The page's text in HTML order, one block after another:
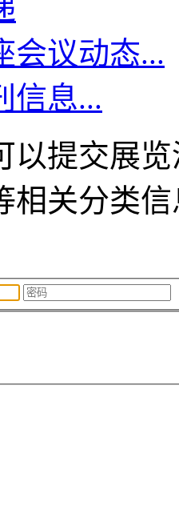
会议动态...
信息...
以提交展
相关分类